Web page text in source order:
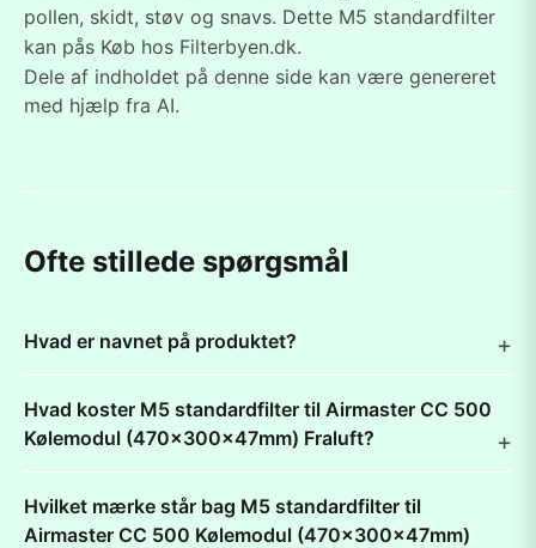
pollen, skidt, støv og snavs. Dette M5 standardfilter
kan pås Køb hos Filterbyen.dk.
Dele af indholdet på denne side kan være genereret
med hjælp fra AI.
Ofte stillede spørgsmål
Hvad er navnet på produktet?
Hvad koster M5 standardfilter til Airmaster CC 500
Kølemodul (470x300x47mm) Fraluft?
Hvilket mærke står bag M5 standardfilter til
Airmaster CC 500 Kølemodul (470x300x47mm)